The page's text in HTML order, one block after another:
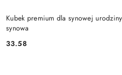
Kubek premium dla synowej
synowa
Cena:
33.58